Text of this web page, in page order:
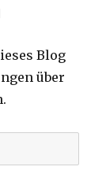
Blog
über